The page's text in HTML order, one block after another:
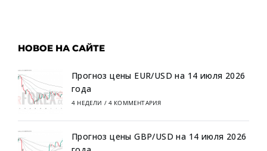
НОВОЕ НА САЙТЕ
Прогноз цены EUR/USD на 14 июля 2026
года
4 НЕДЕЛИ / 4 КОММЕНТАРИЯ
Прогноз цены GBP/USD на 14 июля 2026